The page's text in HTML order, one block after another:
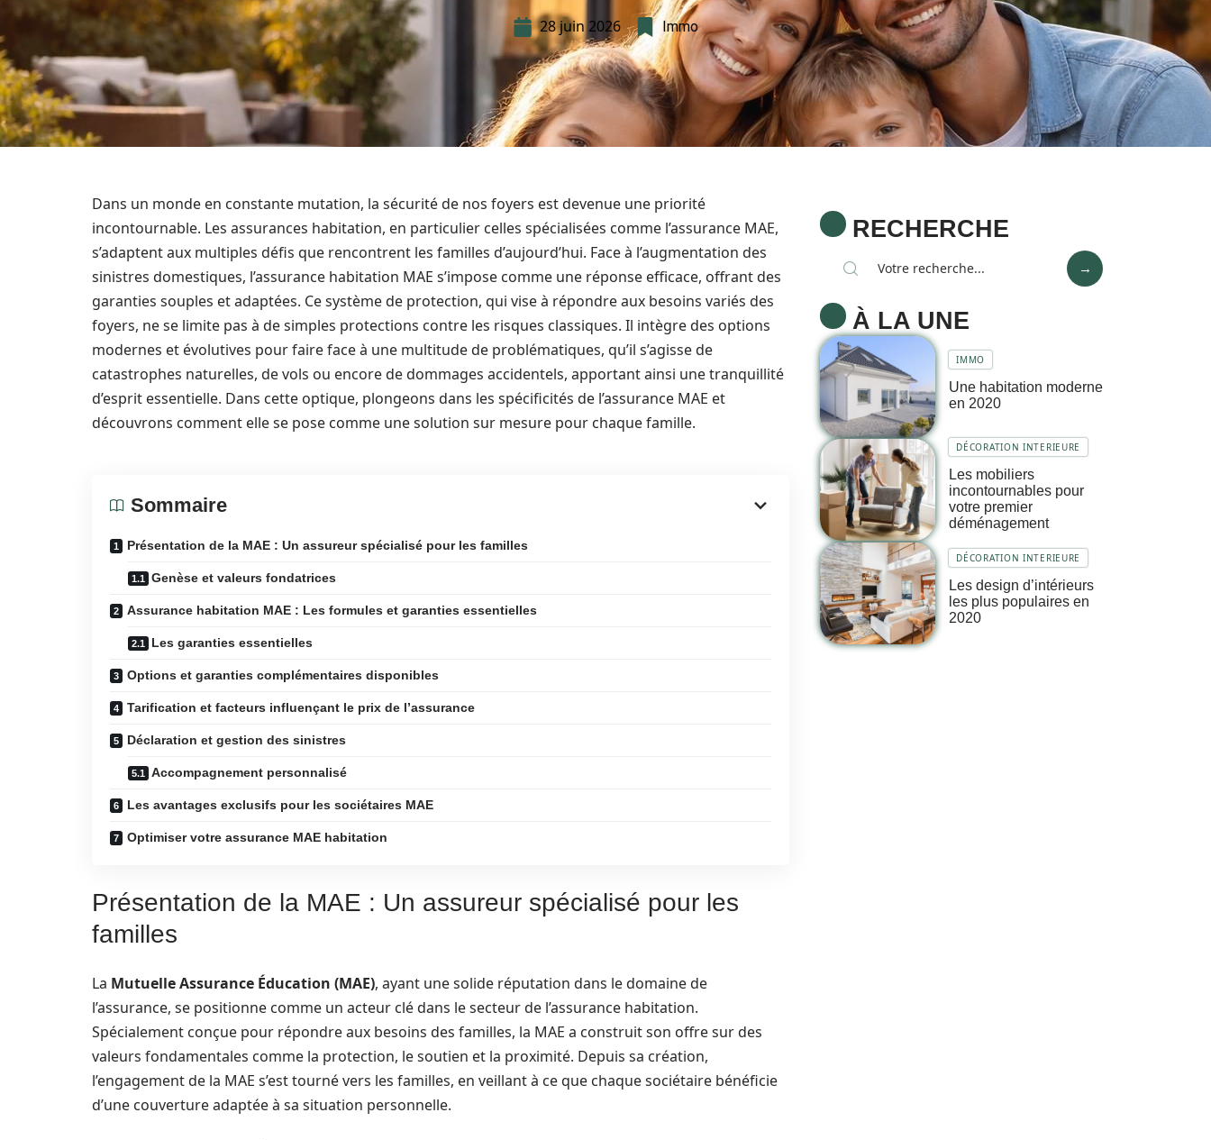
28 juin 2026 Immo
Dans un monde en constante mutation, la sécurité de nos foyers est devenue une priorité
incontournable. Les assurances habitation, en particulier celles spécialisées comme l’assurance MAE,
s’adaptent aux multiples défis que rencontrent les familles d’aujourd’hui. Face à l’augmentation des
sinistres domestiques, l’assurance habitation MAE s’impose comme une réponse efficace, offrant des
garanties souples et adaptées. Ce système de protection, qui vise à répondre aux besoins variés des
foyers, ne se limite pas à de simples protections contre les risques classiques. Il intègre des options
modernes et évolutives pour faire face à une multitude de problématiques, qu’il s’agisse de
catastrophes naturelles, de vols ou encore de dommages accidentels, apportant ainsi une tranquillité
d’esprit essentielle. Dans cette optique, plongeons dans les spécificités de l’assurance MAE et
découvrons comment elle se pose comme une solution sur mesure pour chaque famille.
Sommaire
Présentation de la MAE : Un assureur spécialisé pour les familles
Genèse et valeurs fondatrices
Assurance habitation MAE : Les formules et garanties essentielles
Les garanties essentielles
Options et garanties complémentaires disponibles
Tarification et facteurs influençant le prix de l’assurance
Déclaration et gestion des sinistres
Accompagnement personnalisé
Les avantages exclusifs pour les sociétaires MAE
Optimiser votre assurance MAE habitation
Présentation de la MAE : Un assureur spécialisé pour les
familles
La Mutuelle Assurance Éducation (MAE), ayant une solide réputation dans le domaine de
l’assurance, se positionne comme un acteur clé dans le secteur de l’assurance habitation.
Spécialement conçue pour répondre aux besoins des familles, la MAE a construit son offre sur des
valeurs fondamentales comme la protection, le soutien et la proximité. Depuis sa création,
l’engagement de la MAE s’est tourné vers les familles, en veillant à ce que chaque sociétaire bénéficie
d’une couverture adaptée à sa situation personnelle.
RECHERCHE
À LA UNE
IMMO
Une habitation moderne
en 2020
DÉCORATION INTERIEURE
Les mobiliers
incontournables pour
votre premier
déménagement
DÉCORATION INTERIEURE
Les design d’intérieurs
les plus populaires en
2020